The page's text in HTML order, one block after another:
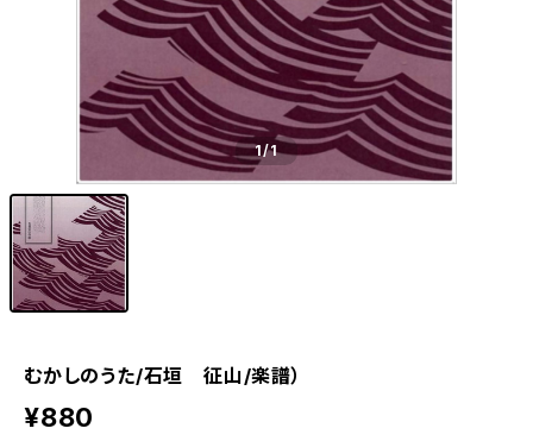
1/1
むかしのうた/石垣 征山/楽譜）
¥880